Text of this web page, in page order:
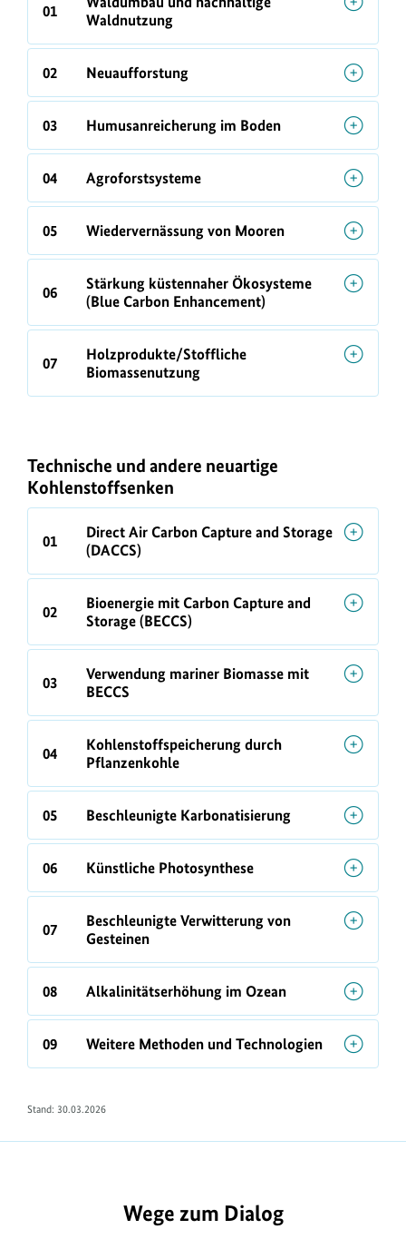
01
Waldnutzung
02 Neuaufforstung
03 Humusanreicherung im Boden
04 Agroforstsysteme
05 Wiedervernässung von Mooren
06
Stärkung küstennaher Ökosysteme
(Blue Carbon Enhancement)
07
Holzprodukte/Stoffliche
Biomassenutzung
Technische und andere neuartige
Kohlenstoffsenken
01
Direct Air Carbon Capture and Storage
(DACCS)
02
Bioenergie mit Carbon Capture and
Storage (BECCS)
03
Verwendung mariner Biomasse mit
BECCS
04
Kohlenstoffspeicherung durch
Pflanzenkohle
05 Beschleunigte Karbonatisierung
06 Künstliche Photosynthese
07
Beschleunigte Verwitterung von
Gesteinen
08 Alkalinitätserhöhung im Ozean
09 Weitere Methoden und Technologien
Stand: 30.03.2026
Wege zum Dialog